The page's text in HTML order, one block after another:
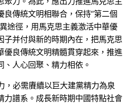
良傳統文明相聯合，保持“第二個
途徑，用馬克思主義激活中華優
子并付與新的時期內在，把馬克思
優良傳統文明精髓貫穿起來，推進
、人心回聚、精力相依。
，必需賡續以巨大建黨精力為泉
力譜系。成長新時期中國特點社會